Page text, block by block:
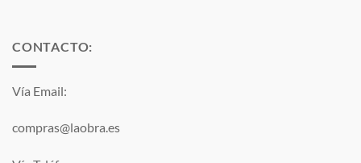
CONTACTO:
Vía Email:
compras@laobra.es